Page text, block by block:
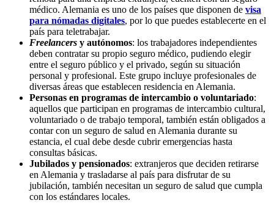
médico. Alemania es uno de los países que disponen de visa
para nómadas digitales, por lo que puedes establecerte en el
país para teletrabajar.
Freelancers y autónomos: los trabajadores independientes
deben contratar su propio seguro médico, pudiendo elegir
entre el seguro público y el privado, según su situación
personal y profesional. Este grupo incluye profesionales de
diversas áreas que establecen residencia en Alemania.
Personas en programas de intercambio o voluntariado:
aquellos que participan en programas de intercambio cultural,
voluntariado o de trabajo temporal, también están obligados a
contar con un seguro de salud en Alemania durante su
estancia, el cual debe desde cubrir emergencias hasta
consultas básicas.
Jubilados y pensionados: extranjeros que deciden retirarse
en Alemania y trasladarse al país para disfrutar de su
jubilación, también necesitan un seguro de salud que cumpla
con los estándares locales.